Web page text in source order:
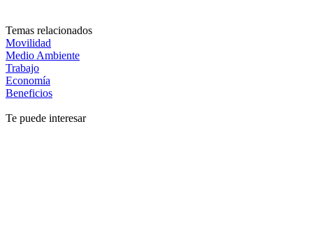
Temas relacionados
Movilidad
Medio Ambiente
Trabajo
Economía
Beneficios
Te puede interesar